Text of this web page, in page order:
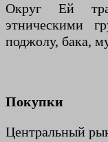
Округ Ей
этническими
поджолу, бака,
Покупки
Центральный